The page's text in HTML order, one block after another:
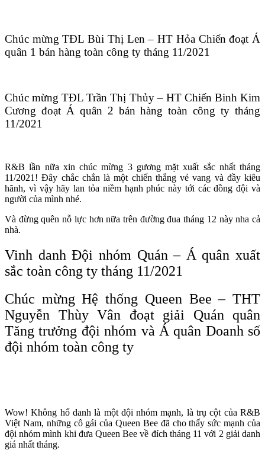
Chúc mừng TĐL Bùi Thị Len – HT Hỏa Chiến đoạt Á
quân 1 bán hàng toàn công ty tháng 11/2021
Chúc mừng TĐL Trần Thị Thủy – HT Chiến Binh Kim
Cương đoạt Á quân 2 bán hàng toàn công ty tháng
11/2021
R&B lần nữa xin chúc mừng 3 gương mặt xuất sắc nhất tháng
11/2021! Đây chắc chắn là một chiến thắng vẻ vang và đầy kiêu
hãnh, vì vậy hãy lan tỏa niềm hạnh phúc này tới các đồng đội và
người của mình nhé.
Và đừng quên nỗ lực hơn nữa trên đường đua tháng 12 này nha cả
nhà.
Vinh danh Đội nhóm Quán – Á quân xuất
sắc toàn công ty tháng 11/2021
Chúc mừng Hệ thống Queen Bee – THT
Nguyễn Thùy Vân đoạt giải Quán quân
Tăng trưởng đội nhóm và Á quân Doanh số
đội nhóm toàn công ty
Wow! Không hổ danh là một đội nhóm mạnh, là trụ cột của R&B
Việt Nam, những cô gái của Queen Bee đã cho thấy sức mạnh của
đội nhóm mình khi đưa Queen Bee về đích tháng 11 với 2 giải danh
giá nhất tháng.